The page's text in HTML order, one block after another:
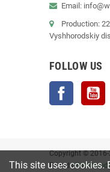
Email:
Production:
Vyshhorodskiy
FOLLOW US
Facebook
Copyright © 2016-
Friends
This site uses cookies.